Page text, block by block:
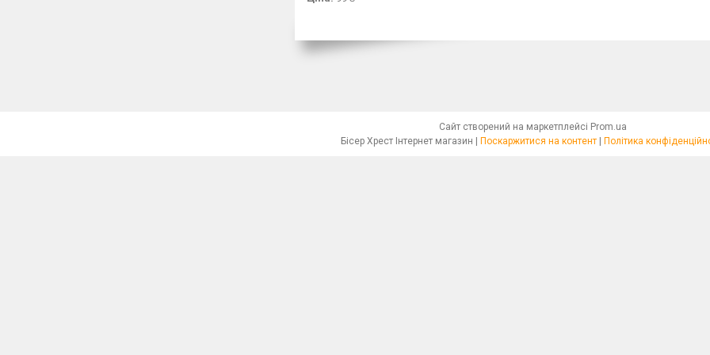
Сайт створений на маркетплейсі Prom.ua
Бісер Хрест Інтернет магазин | Поскаржитися на контент | Політика